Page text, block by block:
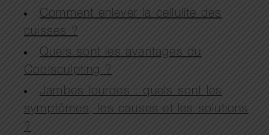
Comment enlever la cellulite des
cuisses ?
Quels sont les avantages du
Coolsculpting ?
Jambes lourdes : quels sont les
symptômes, les causes et les solutions
?